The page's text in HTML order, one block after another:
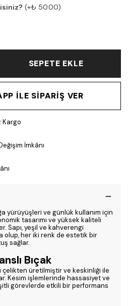
(+₺ 50.00)
SEPETE EKLE
ILE SIPARIŞ VER
Kargo
İmkânı
yürüyüşleri ve günlük kullanım için
tasarımı ve yüksek kaliteli
Sapı, yeşil ve kahverengi
olup, her iki renk de estetik bir
sağlar.
Bıçak
çelikten üretilmiştir ve keskinliği ile
Kesim işlemlerinde hassasiyet ve
görevlerde etkili bir performans